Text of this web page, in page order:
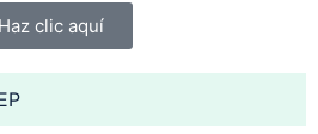
Haz clic aquí